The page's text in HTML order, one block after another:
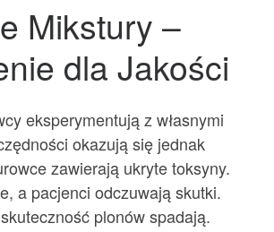
Mikstury –
dla Jakości
eksperymentują z własnymi
okazują się jednak
zawierają ukryte toksyny.
a pacjenci odczuwają skutki.
plonów spadają.